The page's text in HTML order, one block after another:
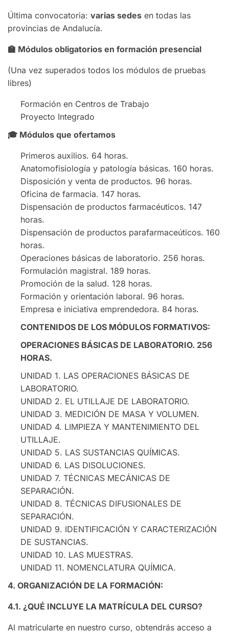
Última convocatoria: varias sedes en todas las
provincias de Andalucía.
🏫 Módulos obligatorios en formación presencial
(Una vez superados todos los módulos de pruebas
libres)
Formación en Centros de Trabajo
Proyecto Integrado
🎓 Módulos que ofertamos
Primeros auxilios. 64 horas.
Anatomofisiología y patología básicas. 160 horas.
Disposición y venta de productos. 96 horas.
Oficina de farmacia. 147 horas.
Dispensación de productos farmacéuticos. 147
horas.
Dispensación de productos parafarmaceúticos. 160
horas.
Operaciones básicas de laboratorio. 256 horas.
Formulación magistral. 189 horas.
Promoción de la salud. 128 horas.
Formación y orientación laboral. 96 horas.
Empresa e iniciativa emprendedora. 84 horas.
CONTENIDOS DE LOS MÓDULOS FORMATIVOS:
OPERACIONES BÁSICAS DE LABORATORIO. 256
HORAS.
UNIDAD 1. LAS OPERACIONES BÁSICAS DE
LABORATORIO.
UNIDAD 2. EL UTILLAJE DE LABORATORIO.
UNIDAD 3. MEDICIÓN DE MASA Y VOLUMEN.
UNIDAD 4. LIMPIEZA Y MANTENIMIENTO DEL
UTILLAJE.
UNIDAD 5. LAS SUSTANCIAS QUÍMICAS.
UNIDAD 6. LAS DISOLUCIONES.
UNIDAD 7. TÉCNICAS MECÁNICAS DE
SEPARACIÓN.
UNIDAD 8. TÉCNICAS DIFUSIONALES DE
SEPARACIÓN.
UNIDAD 9. IDENTIFICACIÓN Y CARACTERIZACIÓN
DE SUSTANCIAS.
UNIDAD 10. LAS MUESTRAS.
UNIDAD 11. NOMENCLATURA QUÍMICA.
4. ORGANIZACIÓN DE LA FORMACIÓN:
4.1. ¿QUÉ INCLUYE LA MATRÍCULA DEL CURSO?
Al matricularte en nuestro curso, obtendrás acceso a